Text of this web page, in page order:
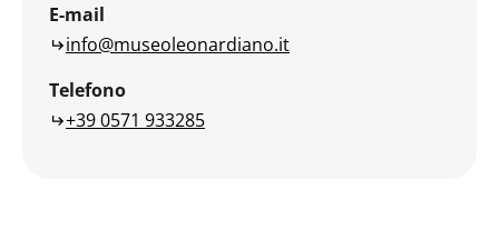
E-mail
info@museoleonardiano.it
Telefono
+39 0571 933285